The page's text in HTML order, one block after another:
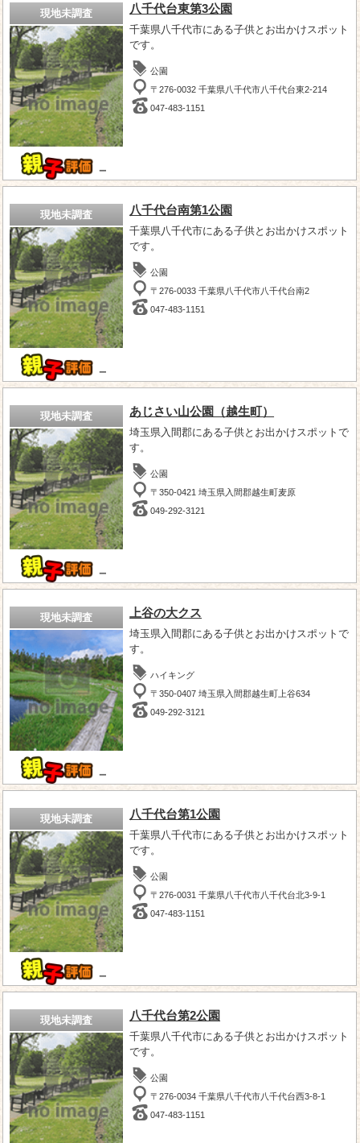
現地未調査
－
八千代台東第3公園
千葉県八千代市にある子供とお出かけスポット
です。
公園
〒276-0032 千葉県八千代市八千代台東2-214
047-483-1151
現地未調査
－
八千代台南第1公園
千葉県八千代市にある子供とお出かけスポット
です。
公園
〒276-0033 千葉県八千代市八千代台南2
047-483-1151
現地未調査
－
あじさい山公園（越生町）
埼玉県入間郡にある子供とお出かけスポットで
す。
公園
〒350-0421 埼玉県入間郡越生町麦原
049-292-3121
現地未調査
－
上谷の大クス
埼玉県入間郡にある子供とお出かけスポットで
す。
ハイキング
〒350-0407 埼玉県入間郡越生町上谷634
049-292-3121
現地未調査
－
八千代台第1公園
千葉県八千代市にある子供とお出かけスポット
です。
公園
〒276-0031 千葉県八千代市八千代台北3-9-1
047-483-1151
現地未調査 八千代台第2公園
千葉県八千代市にある子供とお出かけスポット
です。
公園
〒276-0034 千葉県八千代市八千代台西3-8-1
047-483-1151